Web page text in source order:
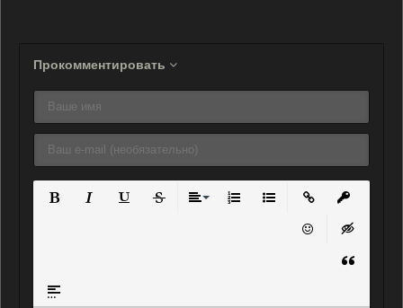
Прокомментировать
Нумерованный список
Маркированный
Вставить ссылку
Вставить